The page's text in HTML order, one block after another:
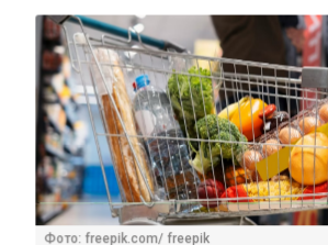
Фото: freepik.com/ freepik